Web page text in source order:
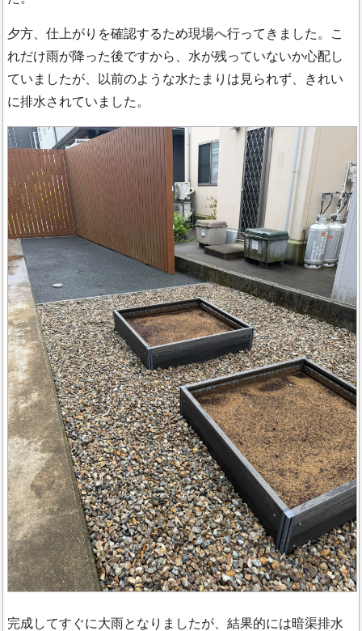
夕方、仕上がりを確認するため現場へ行ってきました。こ
れだけ雨が降った後ですから、水が残っていないか心配し
ていましたが、以前のような水たまりは見られず、きれい
に排水されていました。
完成してすぐに大雨となりましたが、結果的には暗渠排水